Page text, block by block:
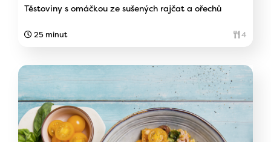
Těstoviny s omáčkou ze sušených rajčat a ořechů
25 minut 4